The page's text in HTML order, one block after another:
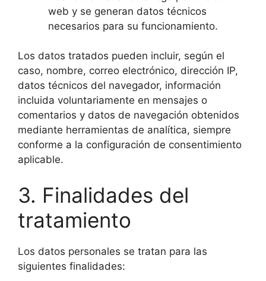
web y se generan datos técnicos
necesarios para su funcionamiento.
Los datos tratados pueden incluir, según el
caso, nombre, correo electrónico, dirección IP,
datos técnicos del navegador, información
incluida voluntariamente en mensajes o
comentarios y datos de navegación obtenidos
mediante herramientas de analítica, siempre
conforme a la configuración de consentimiento
aplicable.
3. Finalidades del
tratamiento
Los datos personales se tratan para las
siguientes finalidades: